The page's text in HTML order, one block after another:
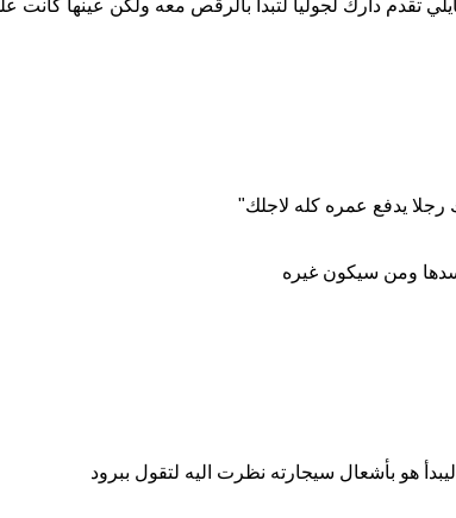
تقدم دارك لجوليا لتبدأ بالرقص معه ولكن عينها كانت
رجلا يدفع عمره كله لاجلك"
ومن سيكون غيره
هو بأشعال سيجارته نظرت اليه لتقول ببرود